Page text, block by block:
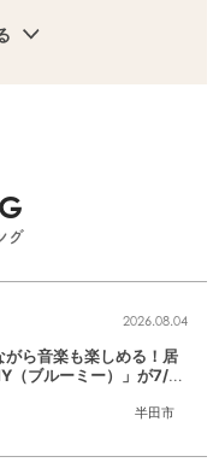
グ
半田市
2026.08.04
がら音楽も楽しめる！居
（ブルーミー）」が7/3